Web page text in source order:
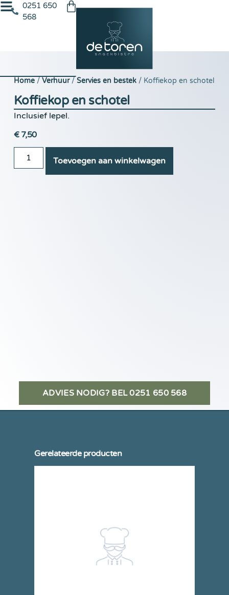
0251 650
568
Home/ Verhuur/ Servies en bestek/ Koffiekop en schotel
Koffiekop en schotel
Inclusief lepel.
€7,50
Toevoegen aan winkelwagen
ADVIES NODIG? BEL 0251 650 568
Gerelateerde producten